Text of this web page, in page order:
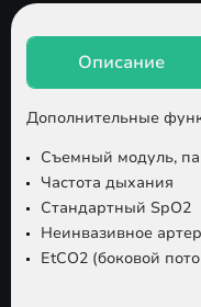
Дополнительные
Съемный модуль,
Частота дыхания
Стандартный SpO2
Неинвазивное
EtCO2 (боковой